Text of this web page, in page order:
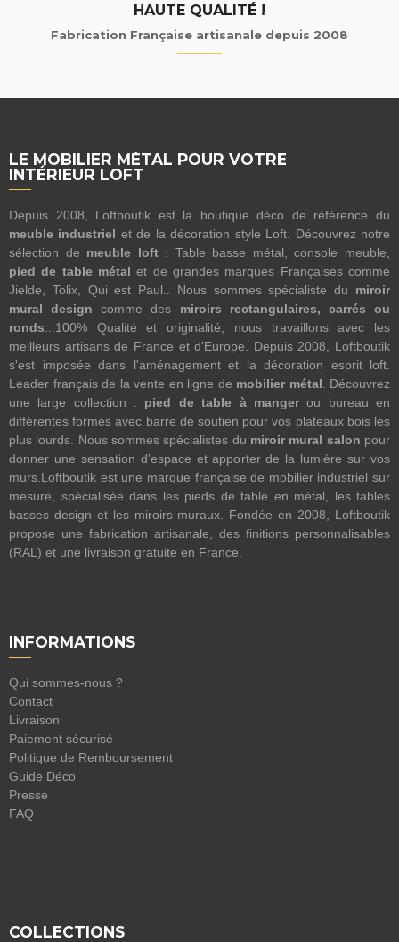
HAUTE QUALITÉ !
Fabrication Française artisanale depuis 2008
LE MOBILIER MÉTAL POUR VOTRE
INTÉRIEUR LOFT
Depuis 2008, Loftboutik est la boutique déco de référence du
meuble industriel et de la décoration style Loft. Découvrez notre
sélection de meuble loft: Table basse métal, console meuble,
pied de table métal et de grandes marques Françaises comme
Jielde, Tolix, Qui est Paul.. Nous sommes spécialiste du miroir
mural design comme des miroirs rectangulaires, carrés ou
ronds ...100% Qualité et originalité, nous travaillons avec les
meilleurs artisans de France et d'Europe. Depuis 2008, Loftboutik
s'est imposée dans l'aménagement et la décoration esprit loft.
Leader français de la vente en ligne de mobilier métal . Découvrez
une large collection : pied de table à mangerou bureau en
différentes formes avec barre de soutien pour vos plateaux bois les
plus lourds. Nous sommes spécialistes du miroir mural salon pour
donner une sensation d'espace et apporter de la lumière sur vos
murs.Loftboutik est une marque française de mobilier industriel sur
mesure, spécialisée dans les pieds de table en métal, les tables
basses design et les miroirs muraux. Fondée en 2008, Loftboutik
propose une fabrication artisanale, des finitions personnalisables
(RAL) et une livraison gratuite en France.
INFORMATIONS
Qui sommes-nous ?
Contact
Livraison
Paiement sécurisé
Politique de Remboursement
Guide Déco
Presse
FAQ
COLLECTIONS